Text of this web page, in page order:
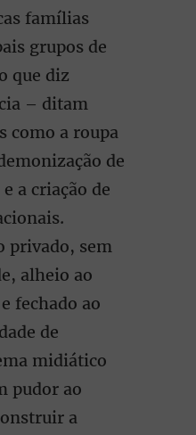
famílias
grupos de
que diz
– ditam
como a roupa
de
a criação de
privado, sem
alheio ao
fechado ao
de
midiático
pudor ao
a